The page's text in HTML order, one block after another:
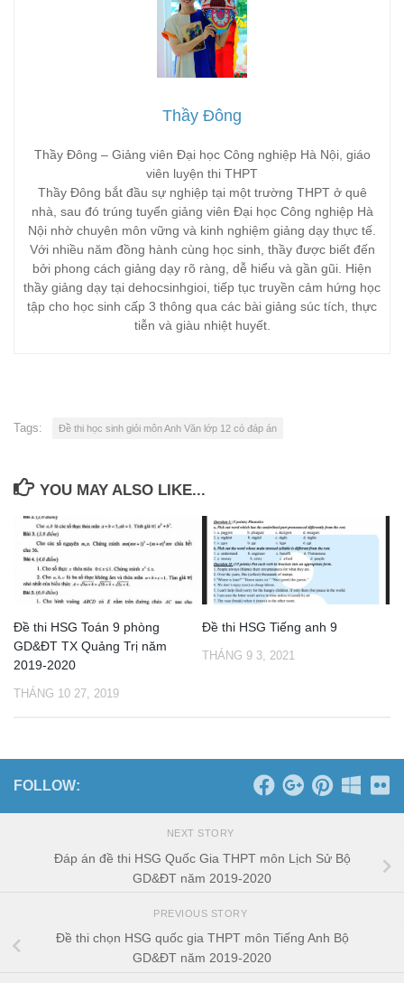
Thầy Đông
Thầy Đông – Giảng viên Đại học Công nghiệp Hà Nội, giáo
viên luyện thi THPT
Thầy Đông bắt đầu sự nghiệp tại một trường THPT ở quê
nhà, sau đó trúng tuyển giảng viên Đại học Công nghiệp Hà
Nội nhờ chuyên môn vững và kinh nghiệm giảng dạy thực tế.
Với nhiều năm đồng hành cùng học sinh, thầy được biết đến
bởi phong cách giảng dạy rõ ràng, dễ hiểu và gần gũi. Hiện
thầy giảng dạy tại dehocsinhgioi, tiếp tục truyền cảm hứng học
tập cho học sinh cấp 3 thông qua các bài giảng súc tích, thực
tiễn và giàu nhiệt huyết.
Tags: Đề thi học sinh giỏi môn Anh Văn lớp 12 có đáp án
YOU MAY ALSO LIKE...
Đề thi HSG Toán 9 phòng
GD&ĐT TX Quảng Trị năm
2019-2020
THÁNG 10 27, 2019
Đề thi HSG Tiếng anh 9
THÁNG 9 3, 2021
FOLLOW:
NEXT STORY
Đáp án đề thi HSG Quốc Gia THPT môn Lịch Sử Bộ
GD&ĐT năm 2019-2020
PREVIOUS STORY
Đề thi chọn HSG quốc gia THPT môn Tiếng Anh Bộ
GD&ĐT năm 2019-2020